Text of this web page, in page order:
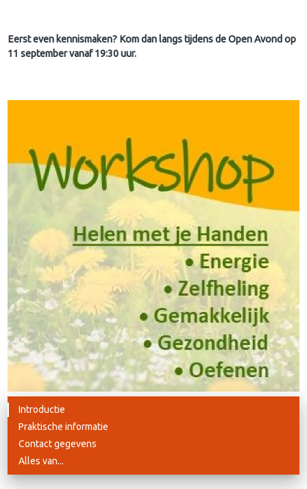
Eerst even kennismaken? Kom dan langs tijdens de Open Avond op
11 september vanaf 19:30 uur.
Introductie
Praktische informatie
Contact gegevens
Alles van...